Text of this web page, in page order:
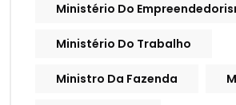
Ministério Do
Ministério Do Trabalho
Ministro Da Fazenda